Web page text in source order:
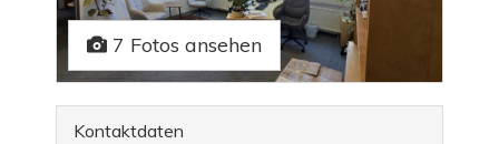
7 Fotos ansehen
Kontaktdaten